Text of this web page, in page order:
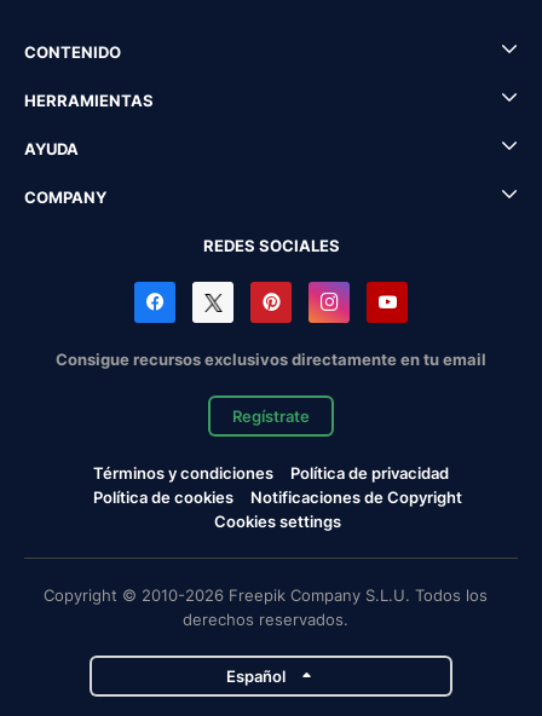
CONTENIDO
HERRAMIENTAS
AYUDA
COMPANY
REDES SOCIALES
Consigue recursos exclusivos directamente en tu email
Regístrate
Términos y condiciones
Política de privacidad
Política de cookies
Notificaciones de Copyright
Cookies settings
Copyright © 2010-2026 Freepik Company S.L.U. Todos los
derechos reservados.
Español